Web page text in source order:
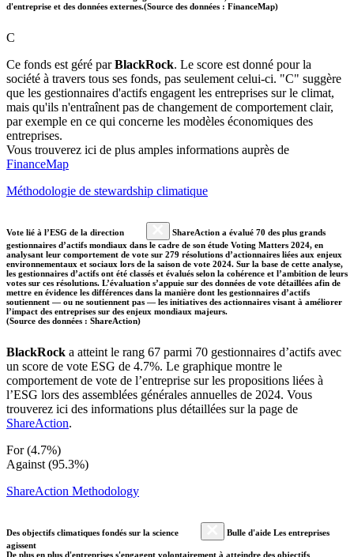
d'entreprise et des données externes.(Source des données : FinanceMap)
C
Ce fonds est géré parBlackRock. Le score est donné pour la
société à travers tous ses fonds, pas seulement celui-ci. "C" suggère
que les gestionnaires d'actifs engagent les entreprises sur le climat,
mais qu'ils n'entraînent pas de changement de comportement clair,
par exemple en ce qui concerne les modèles économiques des
entreprises.
Vous trouverez ici de plus amples informations auprès de
FinanceMap
Méthodologie de stewardship climatique
Vote lié à l’ESG de la direction
ShareAction a évalué 70 des plus grands
gestionnaires d’actifs mondiaux dans le cadre de son étude Voting Matters 2024, en
analysant leur comportement de vote sur 279 résolutions d’actionnaires liées aux enjeux
environnementaux et sociaux lors de la saison de vote 2024. Sur la base de cette analyse,
les gestionnaires d’actifs ont été classés et évalués selon la cohérence et l’ambition de leurs
votes sur ces résolutions. L’évaluation s’appuie sur des données de vote détaillées afin de
mettre en évidence les différences dans la manière dont les gestionnaires d’actifs
soutiennent — ou ne soutiennent pas — les initiatives des actionnaires visant à améliorer
l’impact des entreprises sur des enjeux mondiaux majeurs.
(Source des données : ShareAction)
BlackRock a atteint le rang 67 parmi 70 gestionnaires d’actifs avec
un score de vote ESG de 4.7%. Le graphique montre le
comportement de vote de l’entreprise sur les propositions liées à
l’ESG lors des assemblées générales annuelles de 2024. Vous
trouverez ici des informations plus détaillées sur la page de
ShareAction.
For (4.7%)
Against (95.3%)
ShareAction Methodology
Des objectifs climatiques fondés sur la science
Bulle d'aide Les entreprises
agissent
De plus en plus d'entreprises s'engagent volontairement à atteindre des objectifs